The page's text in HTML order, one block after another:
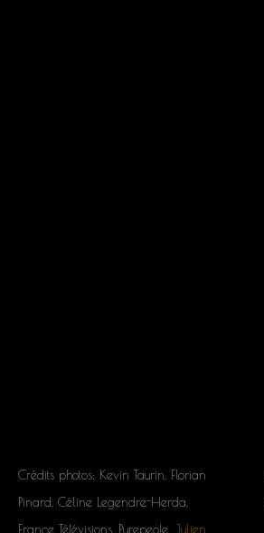
Crédits photos: Kevin Taurin, Florian
Pinard, Céline Legendre-Herda,
France Télévisions, Purepeole,
Julien